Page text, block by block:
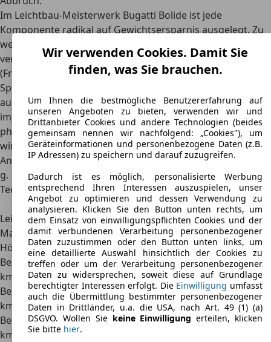
Im Leichtbau-Meisterwerk Bugatti Bolide ist jede
Komponente radikal auf Gewichtsersparnis ausgelegt. Zu
welcher Performance das Hypercar imstande ist,
verdeutlichen Informationen des Herstellers aus Molsheim
(Frankreich) über die Rennversion: Der Wagen sei für
Speed bis 500 km/h
auf 100 km/h ist in mickrigen 2,17 Sekundenmöglich. Das
imposante Drehmoment ist gleichbedeutend mit einer
physikalischen Herausforderung: Abhängig vom Tempo
wirken auf den Bugatti Bolide knappdrei Tonnen
Anpressdruckund seitlicheBeschleunigungskräfte bis 2,5
g.
Technische Daten des Bugatti Bolide im Überblick:
Bauzeitraum
Seit 2020
Leistung
1.600 PS (1.177 kW)
Max. Drehmoment
1.600 Nm
Höchstgeschwindigkeit500 km/h
Beschleunigung 0 – 100
km/h
2,17 s
Beschleunigung 0 – 200
km/h
4,36 s
Beschleunigung 0 – 300
km/h
7,37 s
Wir verwenden Cookies. Damit Sie
finden, was Sie brauchen.
Um Ihnen die bestmögliche Benutzererfahrung auf
unseren Angeboten zu bieten, verwenden wir und
Drittanbieter Cookies und andere Technologien (beides
gemeinsam nennen wir nachfolgend: „Cookies"), um
Geräteinformationen und personenbezogene Daten (z.B.
IP Adressen) zu speichern und darauf zuzugreifen.
Dadurch ist es möglich, personalisierte Werbung
entsprechend Ihren Interessen auszuspielen, unser
Angebot zu optimieren und dessen Verwendung zu
analysieren. Klicken Sie den Button unten rechts, um
dem Einsatz von einwilligungspflichten Cookies und der
damit verbundenen Verarbeitung personenbezogener
Daten zuzustimmen oder den Button unten links, um
eine detaillierte Auswahl hinsichtlich der Cookies zu
treffen oder um der Verarbeitung personenbezogener
Daten zu widersprechen, soweit diese auf Grundlage
berechtigter Interessen erfolgt. Die Einwilligung umfasst
auch die Übermittlung bestimmter personenbezogener
Daten in Drittländer, u.a. die USA, nach Art. 49 (1) (a)
DSGVO. Wollen Sie keine Einwilligung erteilen, klicken
Sie bitte hier.